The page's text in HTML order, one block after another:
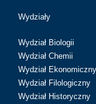
Wydziały
Wydział Biologii
Wydział Chemii
Wydział Ekonomiczny
Wydział Filologiczny
Wydział Historyczny